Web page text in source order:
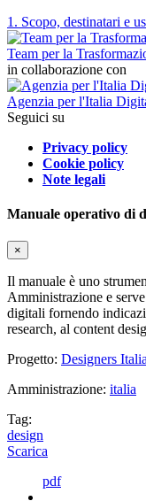
1. Scopo, destinatari e
Team per la
in collaborazione con
Agenzia per l'Italia
Seguici su
Privacy policy
Cookie policy
Note legali
Manuale operativo di
×
Il manuale è uno
Amministrazione e
digitali fornendo
research, al content
Progetto: Designers Italia
Amministrazione: italia
Tag:
design
Scarica
pdf